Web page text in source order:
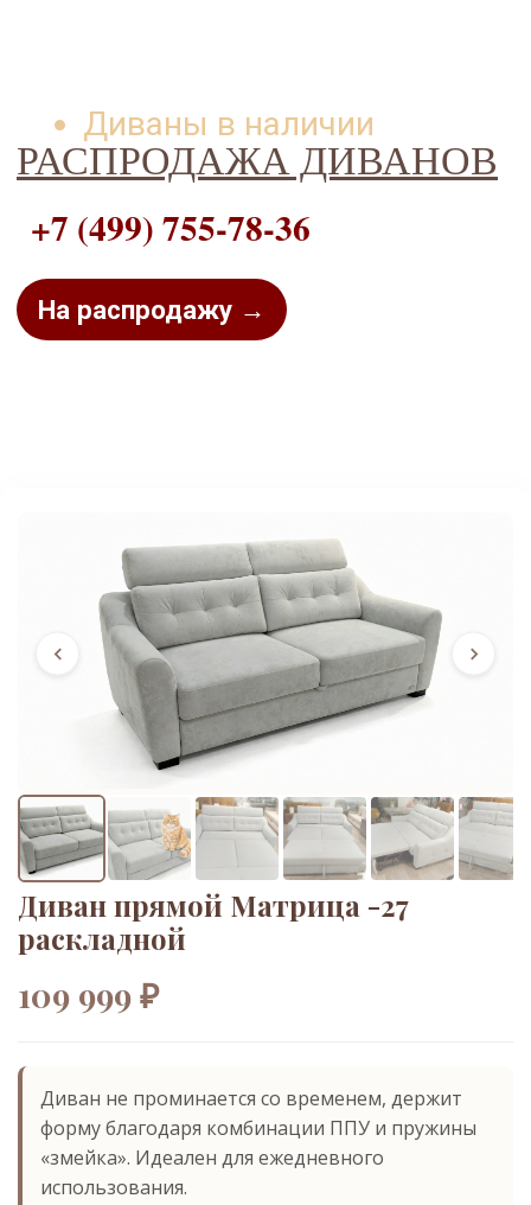
РАСПРОДАЖА ДИВАНОВ
На распродажу →
+7 (499) 755-78-36
Диван прямой Матрица -27
раскладной
109 999 ₽
Диван не проминается со временем, держит
форму благодаря комбинации ППУ и пружины
«змейка». Идеален для ежедневного
использования.